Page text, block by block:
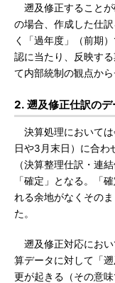
遡及修正することが
の場合、作成した仕
く「過年度」（前期
認に当たり、反映す
て内部統制の観点か
2. 遡及修正仕訳のデ
決算処理においては
日や3月末日）に合わ
（決算整理仕訳・連
「確定」となる。「
れる余地がなくその
た。
遡及修正対応におい
算データに対して「
更が起きる（その意